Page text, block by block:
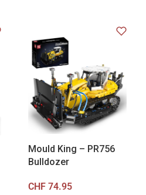
Mould King – PR756
Bulldozer
CHF74.95